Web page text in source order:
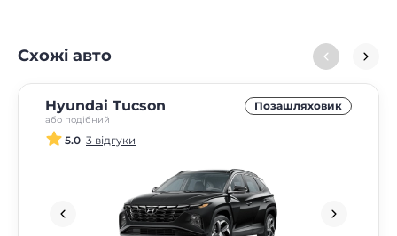
Схожі авто
Hyundai Tucson
або подібний
Позашляховик
5.0 3 відгуки